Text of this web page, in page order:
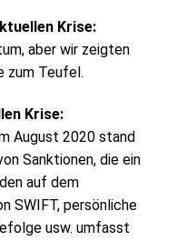
Krise:
aber wir zeigten
zum Teufel.
Krise:
August 2020 stand
Sanktionen, die ein
auf dem
SWIFT, persönliche
usw. umfasst